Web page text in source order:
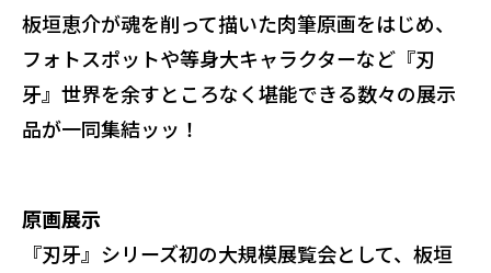
板垣恵介が魂を削って描いた肉筆原画をはじめ、
フォトスポットや等身大キャラクターなど『刃
牙』世界を余すところなく堪能できる数々の展示
品が一同集結ッッ！
原画展示
『刃牙』シリーズ初の大規模展覧会として、板垣